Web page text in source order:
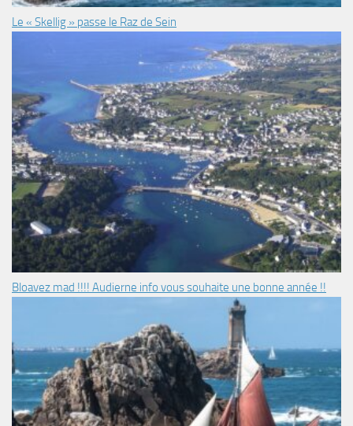
Le « Skellig » passe le Raz de Sein
Bloavez mad !!!! Audierne info vous souhaite une bonne année !!